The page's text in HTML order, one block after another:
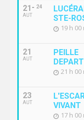
21
AUT
24
STE-
19 h 00
21
AUT
21 h 00
23
AUT
VIVANT
17 h